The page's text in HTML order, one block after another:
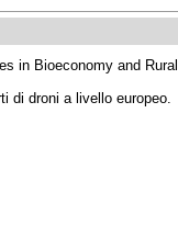
in Bioeconomy and Rural
di droni a livello europeo.